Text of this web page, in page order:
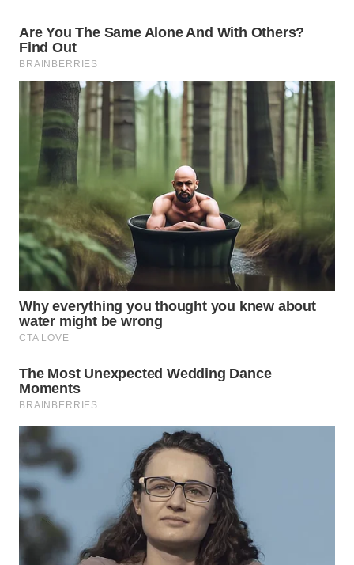
TANGERANG
WN
BINJAI
WN
CIREBON
WN
INDRAMAYU
WN
KUNINGAN
WN
MAJALENGKA
SUBANG
WN
SUKABUMI
WN
PURWAKARTA
PRIANGAN